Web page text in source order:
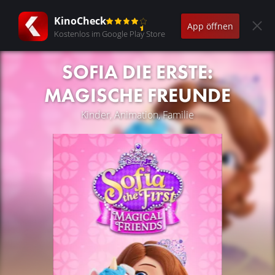
KinoCheck
Kostenlos im Google Play Store
App öffnen
SOFIA DIE ERSTE:
MAGISCHE FREUNDE
Kinder, Animation, Familie